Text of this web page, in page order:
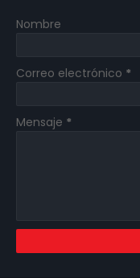
Nombre
Correo electrónico *
Mensaje *